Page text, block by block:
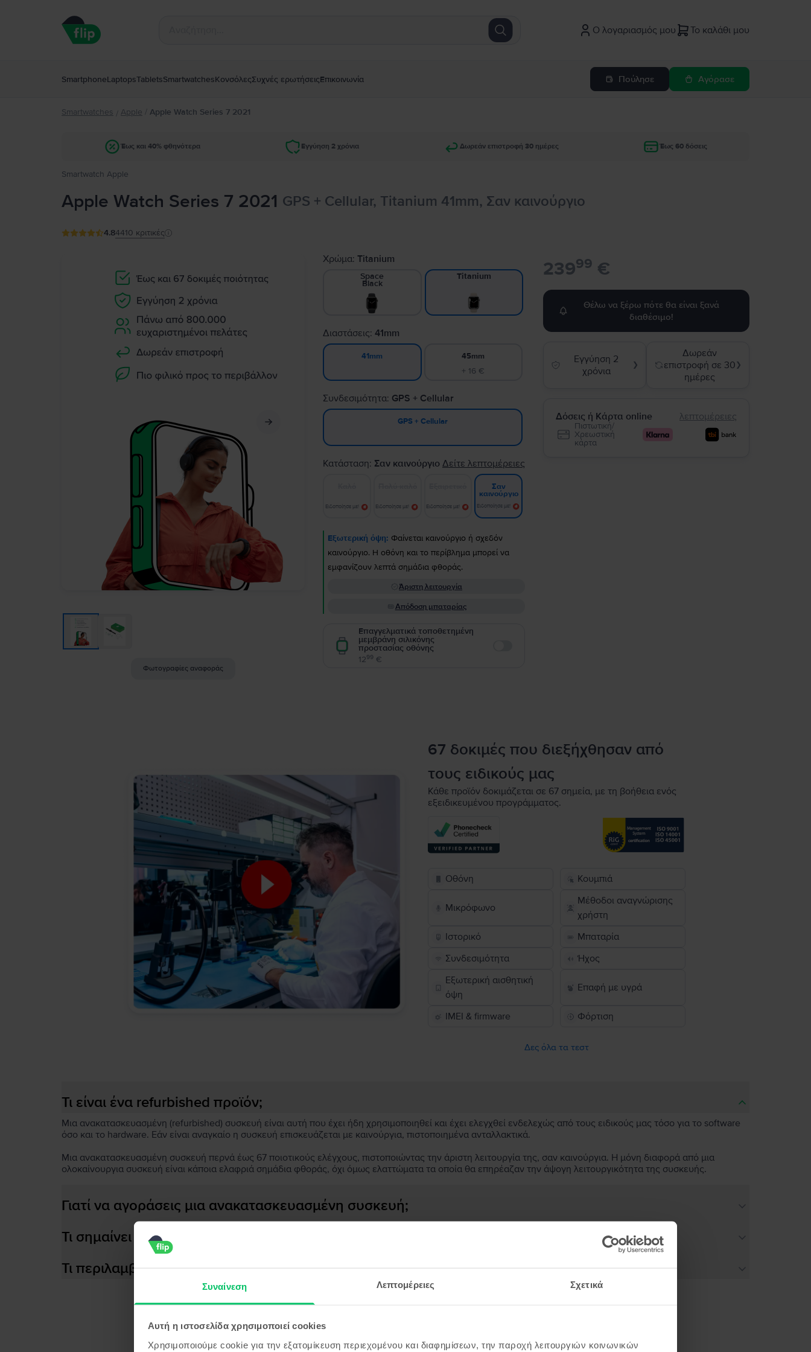
Συναίνεση Λεπτομέρειες Σχετικά
Αυτή η ιστοσελίδα χρησιμοποιεί cookies
Χρησιμοποιούμε cookie για την εξατομίκευση περιεχομένου και διαφημίσεων, την παροχή λειτουργιών κοινωνικών
Ο λογαριασμός μου Το καλάθι μου
SmartphoneLaptopsTabletsSmartwatchesΚονσόλεςΣυχνές ερωτήσειςΕπικοινωνία Πούλησε Αγόρασε
Smartwatches / Apple / Apple Watch Series 7 2021
Έως και 40% φθηνότερα Εγγύηση 2 χρόνια Δωρεάν επιστροφή 30 ημέρες Έως 60 δόσεις
Smartwatch Apple
Apple Watch Series 7 2021 GPS + Cellular, Titanium 41mm, Σαν καινούργιο
4.84410 κριτικές
Φωτογραφίες αναφοράς
Χρώμα:Titanium
Space
Black
Titanium
Διαστάσεις:41mm
41mm 45mm
+ 16 €
Συνδεσιμότητα: GPS + Cellular
GPS + Cellular
Κατάσταση: Σαν καινούργιο Δείτε λεπτομέρειες
Ειδοποίησε με! Ειδοποίησε με! Ειδοποίησε με!
Σαν
καινούργιο
Ειδοποίησε με!
Εξωτερική όψη: Φαίνεται καινούργιο ή σχεδόν
καινούργιο. Η οθόνη και το περίβλημα μπορεί να
εμφανίζουν λεπτά σημάδια φθοράς.
Άριστη λειτουργία
Απόδοση μπαταρίας
Επαγγελματικά τοποθετημένη
μεμβράνη σιλικόνης
προστασίας οθόνης
1299 €
23999 €
Θέλω να ξέρω πότε θα είναι ξανά
διαθέσιμο!
Εγγύηση 2
χρόνια
❯
Δωρεάν
επιστροφή σε 30
ημέρες
❯
Δόσεις ή Κάρτα online λεπτομέρειες
Πιστωτική/
Χρεωστική
κάρτα
67 δοκιμές που διεξήχθησαν από
τους ειδικούς μας
Κάθε προϊόν δοκιμάζεται σε 67 σημεία, με τη βοήθεια ενός
εξειδικευμένου προγράμματος.
Οθόνη Κουμπιά
Μικρόφωνο
Μέθοδοι αναγνώρισης
χρήστη
Ιστορικό
Μπαταρία
Συνδεσιμότητα
Ήχος
Εξωτερική αισθητική
όψη
Επαφή με υγρά
IMEI & firmware Φόρτιση
Δες όλα τα τεστ
Τι είναι ένα refurbished προϊόν;
Μια ανακατασκευασμένη (refurbished) συσκευή είναι αυτή που έχει ήδη χρησιμοποιηθεί και έχει ελεγχθεί ενδελεχώς από τους ειδικούς μας τόσο για το software
όσο και το hardware. Εάν είναι αναγκαίο η συσκευή επισκευάζεται με καινούργια, πιστοποιημένα ανταλλακτικά.
Μια ανακατασκευασμένη συσκευή περνά έως 67 ποιοτικούς ελέγχους, πιστοποιώντας την άριστη λειτουργία της, σαν καινούργια. Η μόνη διαφορά από μια
ολοκαίνουργια συσκευή είναι κάποια ελαφριά σημάδια φθοράς, όχι όμως ελαττώματα τα οποία θα επηρέαζαν την άψογη λειτουργικότητα της συσκευής.
Γιατί να αγοράσεις μια ανακατασκευασμένη συσκευή;
Τι σημαίνει αποδοτική μπαταρία;
Τι περιλαμβάνεται στο κουτί της συσκευής;
Προϊόντα παρόμοια με την αναζήτησή σου